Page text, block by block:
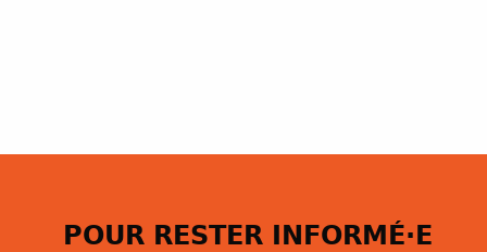
POUR RESTER INFORMÉ·E